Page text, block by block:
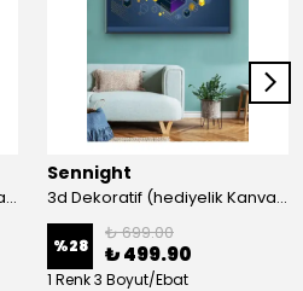
3 Parça Suluboya Soyut Sanat Koleksiyonu Dekoratif Kanvas Tablo
Sennight
3d Dekoratif (hediyelik Kanvas Tablo)
%28
₺ 699.00
₺ 499.90
1 Renk 3 Boyut/Ebat